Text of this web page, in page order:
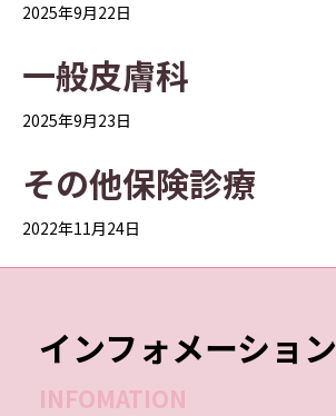
2025年9月22日
一般皮膚科
2025年9月23日
その他保険診療
2022年11月24日
インフォメーション
INFOMATION